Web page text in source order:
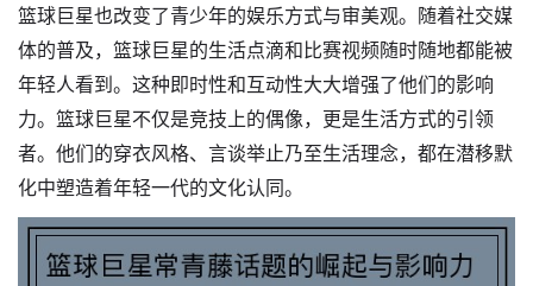
篮球巨星也改变了青少年的娱乐方式与审美观。随着社交媒
体的普及，篮球巨星的生活点滴和比赛视频随时随地都能被
年轻人看到。这种即时性和互动性大大增强了他们的影响
力。篮球巨星不仅是竞技上的偶像，更是生活方式的引领
者。他们的穿衣风格、言谈举止乃至生活理念，都在潜移默
化中塑造着年轻一代的文化认同。